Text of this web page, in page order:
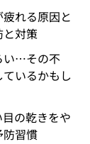
れる原因と
と対策
い…その不
いるかもし
の乾きをや
防習慣